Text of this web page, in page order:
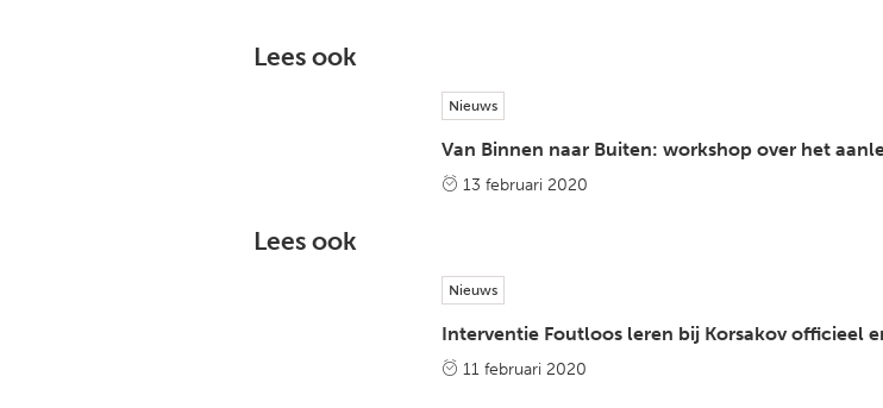
Lees ook
Nieuws
Van Binnen naar Buiten: workshop over het
13 februari 2020
Lees ook
Nieuws
Interventie Foutloos leren bij Korsakov officieel
11 februari 2020